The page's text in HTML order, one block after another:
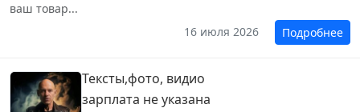
ваш товар...
16 июля 2026
Подробнее
Тексты,фото, видио
зарплата не указана